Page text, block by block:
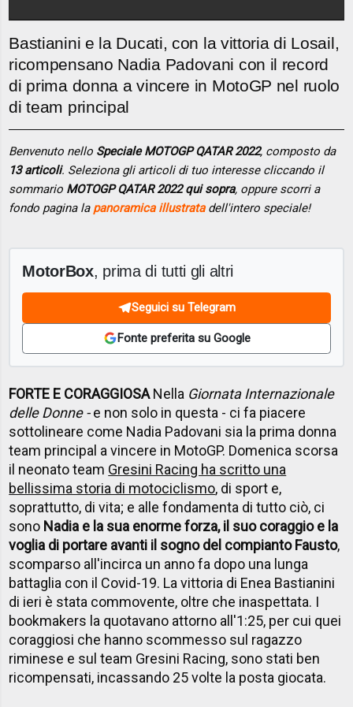
Bastianini e la Ducati, con la vittoria di Losail,
ricompensano Nadia Padovani con il record
di prima donna a vincere in MotoGP nel ruolo
di team principal
Benvenuto nello Speciale MOTOGP QATAR 2022, composto da
13 articoli. Seleziona gli articoli di tuo interesse cliccando il
sommario MOTOGP QATAR 2022 qui sopra, oppure scorri a
fondo pagina la panoramica illustratadell'intero speciale!
MotorBox, prima di tutti gli altri
Seguici su Telegram
Fonte preferita su Google
FORTE E CORAGGIOSANella Giornata Internazionale
delle Donne -e non solo in questa - ci fa piacere
sottolineare come Nadia Padovani sia la prima donna
team principal a vincere in MotoGP. Domenica scorsa
il neonato team Gresini Racing ha scritto una
bellissima storia di motociclismo, di sport e,
soprattutto, di vita; e alle fondamenta di tutto ciò, ci
sono Nadia e la sua enorme forza, il suo coraggio e la
voglia di portare avanti il sogno del compianto Fausto,
scomparso all'incirca un anno fa dopo una lunga
battaglia con il Covid-19. La vittoria di Enea Bastianini
di ieri è stata commovente, oltre che inaspettata. I
bookmakers la quotavano attorno all'1:25, per cui quei
coraggiosi che hanno scommesso sul ragazzo
riminese e sul team Gresini Racing, sono stati ben
ricompensati, incassando 25 volte la posta giocata.